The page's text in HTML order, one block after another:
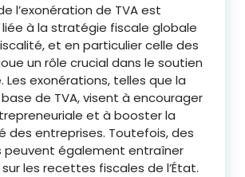
l’exonération de TVA est
à la stratégie fiscale globale
et en particulier celle des
un rôle crucial dans le soutien
Les exonérations, telles que la
de TVA, visent à encourager
et à booster la
des entreprises. Toutefois, des
peuvent également entraîner
les recettes fiscales de l’État.